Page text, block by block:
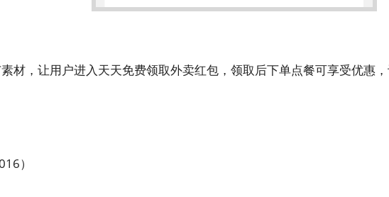
材，让用户进入天天免费领取外卖红包，领取后下单点餐可享受优惠
）